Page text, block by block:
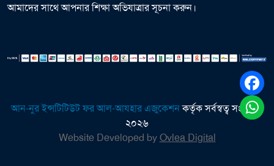
আমাদের সাথে আপনার শিক্ষা অভিযাত্রার সূচনা করুন।
আন-নুর ইন্সটিটিউট ফর আল-আযহার এজুকেশনকর্তৃক সর্বস্বত্ব সংরক্ষিত
২০২৬
Website Developed byOvlea Digital